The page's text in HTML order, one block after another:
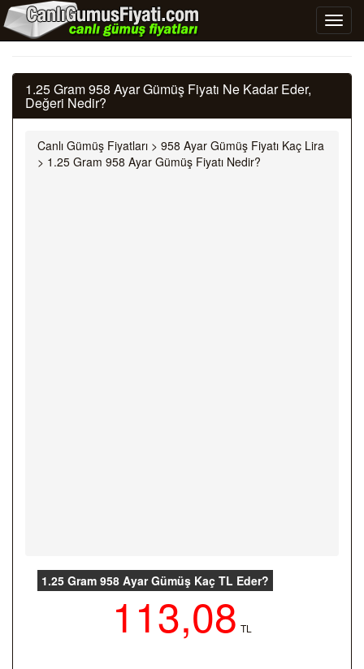
1.25 Gram 958 Ayar Gümüş Fiyatı Ne Kadar Eder,
Değeri Nedir?
Canlı Gümüş Fiyatları > 958 Ayar Gümüş Fiyatı Kaç Lira
> 1.25 Gram 958 Ayar Gümüş Fiyatı Nedir?
1.25 Gram 958 Ayar Gümüş Kaç TL Eder?
113,08 TL